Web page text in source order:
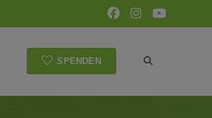
SPENDEN WEBSITE-